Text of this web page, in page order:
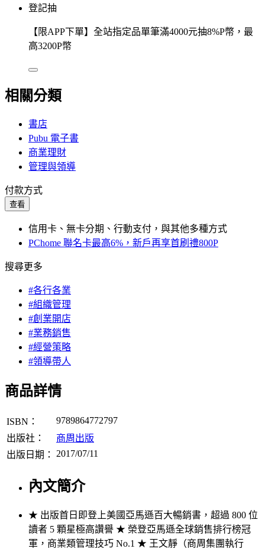
登記抽
【限APP下單】全站指定品單筆滿4000元抽8%P幣，最
高3200P幣
相關分類
書店
Pubu 電子書
商業理財
管理與領導
付款方式
查看
信用卡、無卡分期、行動支付，與其他多種方式
PChome 聯名卡最高6%，新戶再享首刷禮800P
搜尋更多
#各行各業
#組織管理
#創業開店
#業務銷售
#經營策略
#領導帶人
商品詳情
ISBN：
9789864772797
出版社：
商周出版
出版日期：
2017/07/11
內文簡介
★ 出版首日即登上美國亞馬遜百大暢銷書，超過 800 位
讀者 5 顆星極高讚譽 ★ 榮登亞馬遜全球銷售排行榜冠
軍，商業類管理技巧 No.1 ★ 王文靜（商周集團執行